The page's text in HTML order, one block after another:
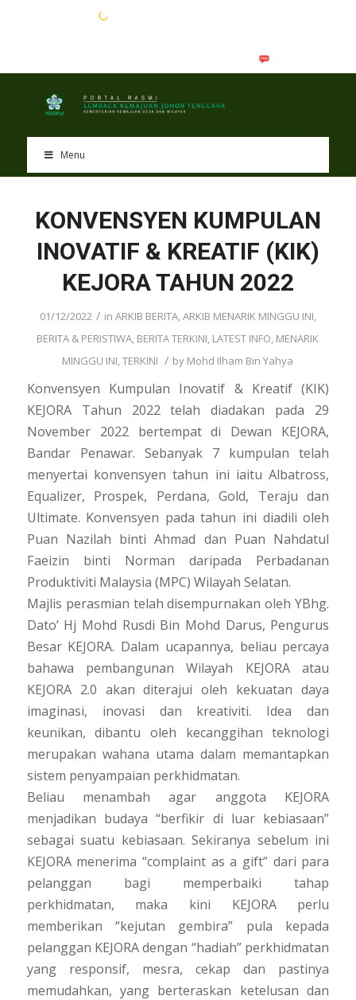
Menu
KONVENSYEN KUMPULAN
INOVATIF & KREATIF (KIK)
KEJORA TAHUN 2022
01/12/2022 / in ARKIB BERITA,ARKIB MENARIK MINGGU INI,
BERITA & PERISTIWA, BERITA TERKINI, LATEST INFO, MENARIK
MINGGU INI,TERKINI / by Mohd Ilham Bin Yahya
Konvensyen Kumpulan Inovatif & Kreatif (KIK)
KEJORA Tahun 2022 telah diadakan pada 29
November 2022 bertempat di Dewan KEJORA,
Bandar Penawar. Sebanyak 7 kumpulan telah
menyertai konvensyen tahun ini iaitu Albatross,
Equalizer, Prospek, Perdana, Gold, Teraju dan
Ultimate. Konvensyen pada tahun ini diadili oleh
Puan Nazilah binti Ahmad dan Puan Nahdatul
Faeizin binti Norman daripada Perbadanan
Produktiviti Malaysia (MPC) Wilayah Selatan.
Majlis perasmian telah disempurnakan oleh YBhg.
Dato’ Hj Mohd Rusdi Bin Mohd Darus, Pengurus
Besar KEJORA. Dalam ucapannya, beliau percaya
bahawa pembangunan Wilayah KEJORA atau
KEJORA 2.0 akan diterajui oleh kekuatan daya
imaginasi, inovasi dan kreativiti. Idea dan
keunikan, dibantu oleh kecanggihan teknologi
merupakan wahana utama dalam memantapkan
sistem penyampaian perkhidmatan.
Beliau menambah agar anggota KEJORA
menjadikan budaya “berfikir di luar kebiasaan”
sebagai suatu kebiasaan. Sekiranya sebelum ini
KEJORA menerima “complaint as a gift” dari para
pelanggan bagi memperbaiki tahap
perkhidmatan, maka kini KEJORA perlu
memberikan “kejutan gembira” pula kepada
pelanggan KEJORA dengan “hadiah” perkhidmatan
yang responsif, mesra, cekap dan pastinya
memudahkan, yang berteraskan ketelusan dan